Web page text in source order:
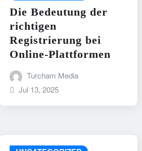
Die Bedeutung der
richtigen
Registrierung bei
Online-Plattformen
Turcham Media
Jul 13, 2025